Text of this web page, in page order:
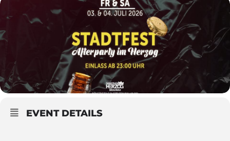
EVENT DETAILS